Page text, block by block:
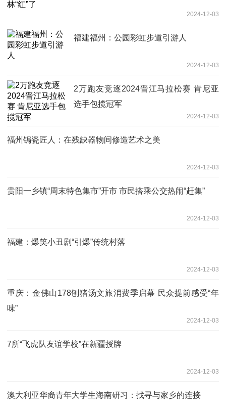
2024-12-03
福建福州：公园彩虹步道引游人
2024-12-03
2万跑友竞逐2024晋江马拉松赛 肯尼亚
选手包揽冠军
2024-12-03
福州锔瓷匠人：在残缺器物间修造艺术之美
2024-12-03
贵阳一乡镇“周末特色集市”开市 市民搭乘公交热闹“赶集”
2024-12-03
福建：爆笑小丑剧“引爆”传统村落
2024-12-03
重庆：金佛山178刨猪汤文旅消费季启幕 民众提前感受“年
味”
2024-12-03
7所“飞虎队友谊学校”在新疆授牌
2024-12-03
澳大利亚华裔青年大学生海南研习：找寻与家乡的连接